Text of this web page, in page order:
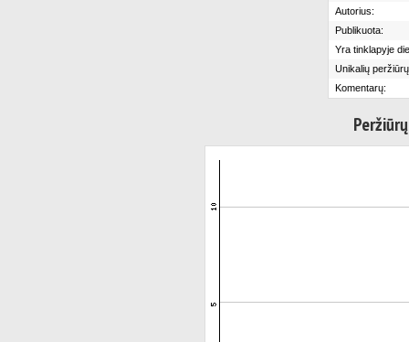
Autorius:
Publikuota:
Yra tinklapyje
Unikalių
Komentarų: